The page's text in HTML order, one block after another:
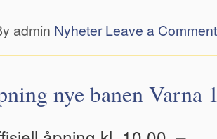
admin Nyheter Leave a Comment
nye banen Varna